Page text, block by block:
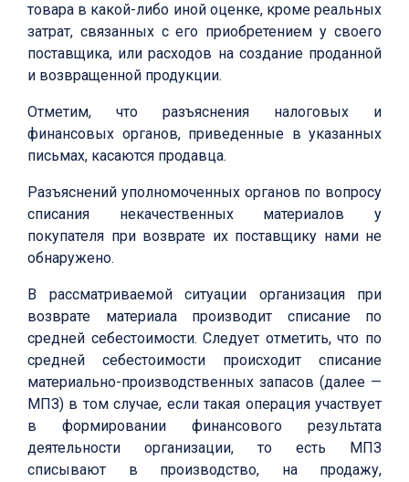
товара в какой-либо иной оценке, кроме реальных
затрат, связанных с его приобретением у своего
поставщика, или расходов на создание проданной
и возвращенной продукции.
Отметим, что разъяснения налоговых и
финансовых органов, приведенные в указанных
письмах, касаются продавца.
Разъяснений уполномоченных органов по вопросу
списания некачественных материалов у
покупателя при возврате их поставщику нами не
обнаружено.
В рассматриваемой ситуации организация при
возврате материала производит списание по
средней себестоимости. Следует отметить, что по
средней себестоимости происходит списание
материально-производственных запасов (далее —
МПЗ) в том случае, если такая операция участвует
в формировании финансового результата
деятельности организации, то есть МПЗ
списывают в производство, на продажу,